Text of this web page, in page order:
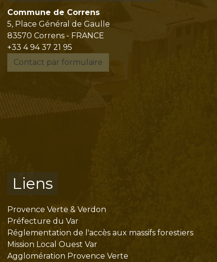
Commune de Correns
5, Place Général de Gaulle
83570 Correns - FRANCE
+33 4 94 37 21 95
Contact par formulaire
Liens
Provence Verte & Verdon
Préfecture du Var
Réglementation de l'accès aux massifs forestiers
Mission Local Ouest Var
Agglomération Provence Verte